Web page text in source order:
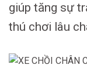
giúp tăng sự
thú chơi lâu